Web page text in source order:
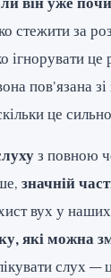
стежити за
ігнорувати
пов'язана
це
з повною
значній
вух у
які можна
слух —